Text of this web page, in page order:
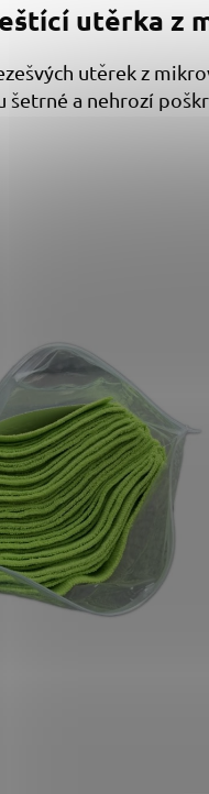
utěrka z
utěrek z
šetrné a nehrozí